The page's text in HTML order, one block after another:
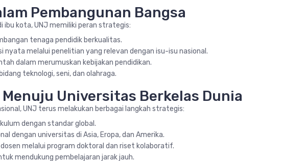
Pembangunan Bangsa
ibu kota, UNJ memiliki peran strategis:
tenaga pendidik berkualitas.
nyata melalui penelitian yang relevan dengan isu-isu nasional.
dalam merumuskan kebijakan pendidikan.
teknologi, seni, dan olahraga.
Universitas Berkelas Dunia
UNJ terus melakukan berbagai langkah strategis:
dengan standar global.
dengan universitas di Asia, Eropa, dan Amerika.
melalui program doktoral dan riset kolaboratif.
mendukung pembelajaran jarak jauh.